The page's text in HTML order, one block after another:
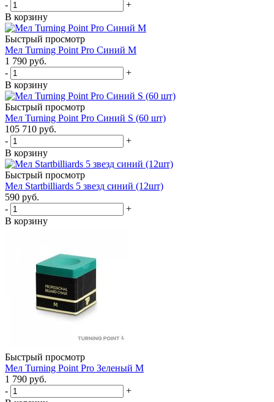
-
+
В корзину
Быстрый просмотр
Мел Turning Point Pro Синий M
1 790 руб.
-
+
В корзину
Быстрый просмотр
Мел Turning Point Pro Синий S (60 шт)
105 710 руб.
-
+
В корзину
Быстрый просмотр
Мел Startbilliards 5 звезд синий (12шт)
590 руб.
-
+
В корзину
Быстрый просмотр
Мел Turning Point Pro Зеленый M
1 790 руб.
-
+